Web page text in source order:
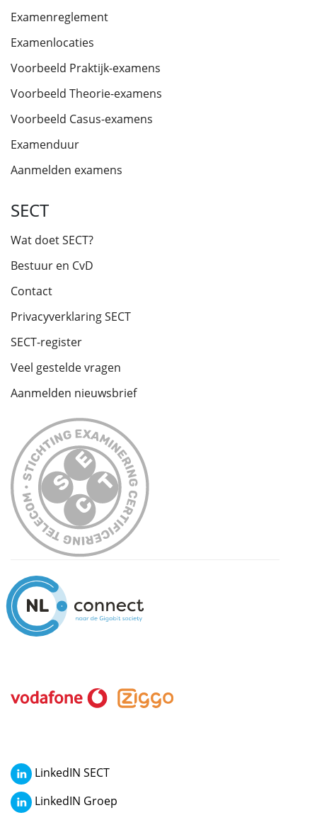
Examenreglement
Examenlocaties
Voorbeeld Praktijk-examens
Voorbeeld Theorie-examens
Voorbeeld Casus-examens
Examenduur
Aanmelden examens
SECT
Wat doet SECT?
Bestuur en CvD
Contact
Privacyverklaring SECT
SECT-register
Veel gestelde vragen
Aanmelden nieuwsbrief
LinkedIN SECT
LinkedIN Groep